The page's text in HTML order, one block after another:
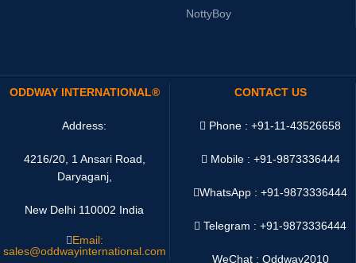
NottyBoy
ODDWAY INTERNATIONAL®
Address:
4216/20, 1 Ansari Road,
Daryaganj,
New Delhi 110002 India
Email:
sales@oddwayinternational.com
CONTACT US
Phone : +91-11-43526658
Mobile : +91-9873336444
WhatsApp :+91-9873336444
Telegram : +91-9873336444
WeChat : Oddway2010